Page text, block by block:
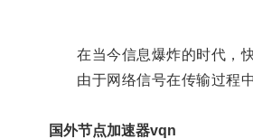
在当今信息爆炸的时代，快
由于网络信号在传输过程中
国外节点加速器vqn